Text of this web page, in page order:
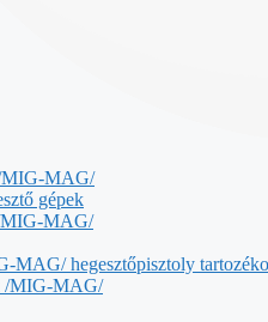
/MIG-MAG/
gépek
MIG-MAG/
MAG/ hegesztőpisztoly
/MIG-MAG/